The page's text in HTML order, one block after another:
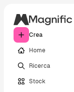
Crea
Home
Ricerca
Stock